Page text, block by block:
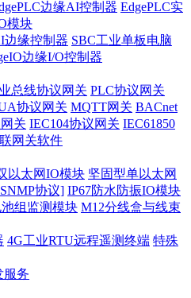
边缘AI控制器 EdgePLC实
模块
边缘控制器 SBC工业单板电脑
边缘I/O控制器
总线协议网关 PLC协议网关
协议网关 MQTT网关 BACnet
关 IEC104协议网关 IEC61850
网关软件
以太网IO模块 坚固型单以太网
协议] IP67防水防振IO模块
组监测模块 M12分线盒与线束
4G工业RTU远程遥测终端 特殊
服务